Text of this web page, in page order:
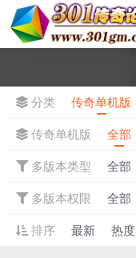
分类
传奇单机版
传奇单机版
全部
多版本类型
全部
多版本权限
全部
排序
最新 热度